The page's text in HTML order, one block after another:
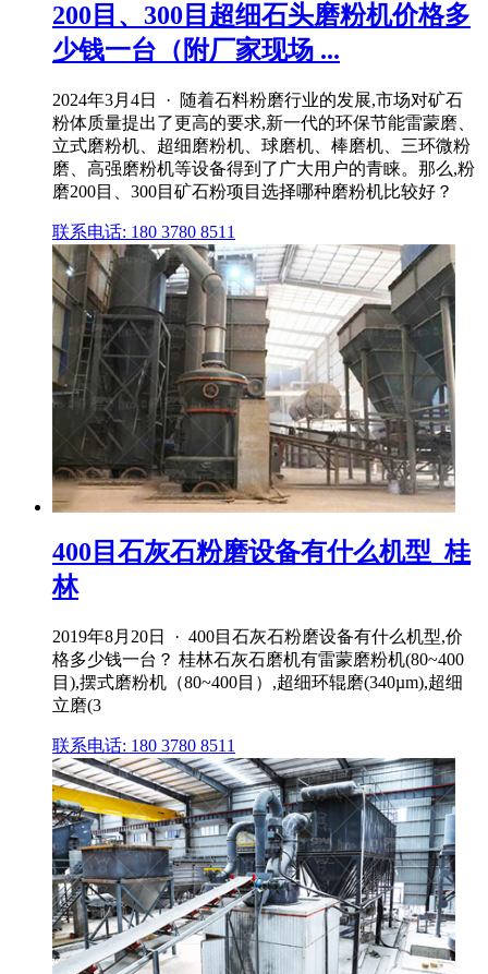
200目、300目超细石头磨粉机价格多
少钱一台（附厂家现场 ...
2024年3月4日 · 随着石料粉磨行业的发展,市场对矿石
粉体质量提出了更高的要求,新一代的环保节能雷蒙磨、
立式磨粉机、超细磨粉机、球磨机、棒磨机、三环微粉
磨、高强磨粉机等设备得到了广大用户的青睐。那么,粉
磨200目、300目矿石粉项目选择哪种磨粉机比较好？
联系电话: 180 3780 8511
400目石灰石粉磨设备有什么机型_桂
林
2019年8月20日 · 400目石灰石粉磨设备有什么机型,价
格多少钱一台？ 桂林石灰石磨机有雷蒙磨粉机(80~400
目),摆式磨粉机（80~400目）,超细环辊磨(340µm),超细
立磨(3
联系电话: 180 3780 8511